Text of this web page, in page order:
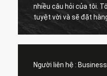
nhiều câu hỏi của tôi. Tôi thấy
tuyệt vời và sẽ đặt hàng lại.
Người liên hệ :